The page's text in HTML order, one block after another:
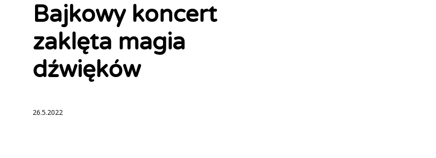
Bajkowy koncert
zaklęta magia
dźwięków
26.5.2022